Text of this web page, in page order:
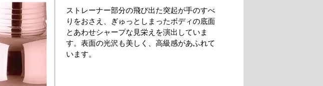
ストレーナー部分の飛び出た突起が手のすべ
りをおさえ、ぎゅっとしまったボディの底面
とあわせシャープな見栄えを演出していま
す。表面の光沢も美しく、高級感があふれて
います。